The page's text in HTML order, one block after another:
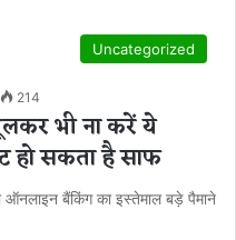
Uncategorized
214
भी ना करें ये
हो सकता है साफ
बैंकिंग का इस्तेमाल बड़े पैमाने